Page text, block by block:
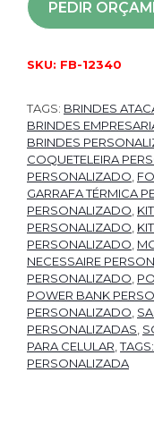
PEDIR
SKU: FB-12340
TAGS: BRINDES
BRINDES
BRINDES
COQUETELEIRA
PERSONALIZADO,
GARRAFA TÉRMICA
PERSONALIZADO,
PERSONALIZADO,
PERSONALIZADO,
NECESSAIRE
PERSONALIZADO,
POWER BANK
PERSONALIZADO,
PERSONALIZADAS,
PARA CELULAR,
PERSONALIZADA